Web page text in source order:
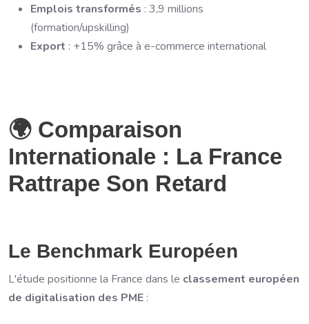
Emplois transformés : 3,9 millions
(formation/upskilling)
Export : +15% grâce à e-commerce international
🌍 Comparaison
Internationale : La France
Rattrape Son Retard
Le Benchmark Européen
L'étude positionne la France dans le classement européen
de digitalisation des PME :